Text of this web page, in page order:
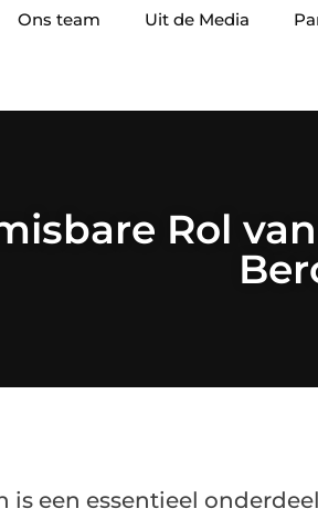
Ons team Uit de Media
Rol
is een essentieel